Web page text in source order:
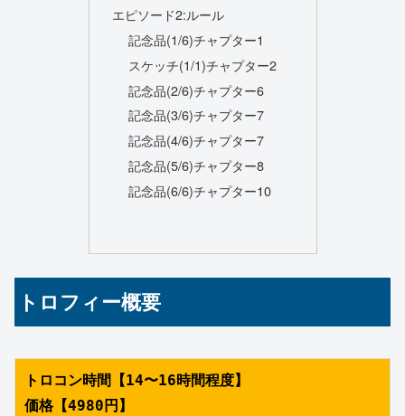
エピソード2:ルール
記念品(1/6)チャプター1
スケッチ(1/1)チャプター2
記念品(2/6)チャプター6
記念品(3/6)チャプター7
記念品(4/6)チャプター7
記念品(5/6)チャプター8
記念品(6/6)チャプター10
トロフィー概要
トロコン時間【14〜16時間程度】
価格【4980円】